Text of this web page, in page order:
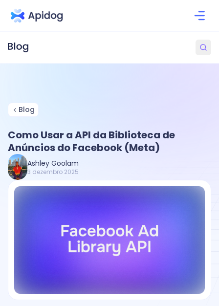
Blog
Como Usar a API da Biblioteca de
Anúncios do Facebook (Meta)
Ashley Goolam
3 dezembro 2025